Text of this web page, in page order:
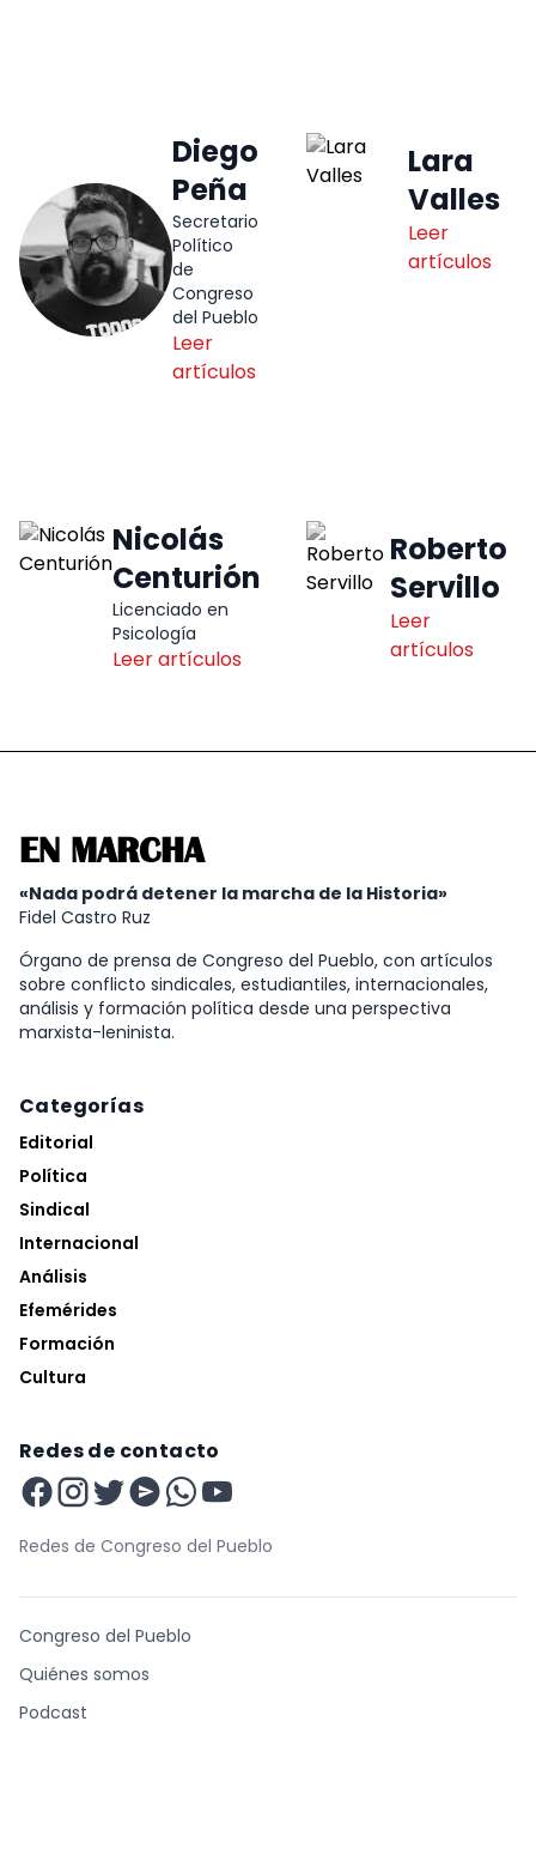
Diego
Peña
Secretario
Político
de
Congreso
del Pueblo
Leer
artículos
Lara
Valles
Leer
artículos
Nicolás
Centurión
Licenciado en
Psicología
Leer artículos
Roberto
Servillo
Leer
artículos
EN MARCHA
«Nada podrá detener la marcha de la Historia»
Fidel Castro Ruz
Órgano de prensa de Congreso del Pueblo, con artículos
sobre conflicto sindicales, estudiantiles, internacionales,
análisis y formación política desde una perspectiva
marxista-leninista.
Categorías
Editorial
Política
Sindical
Internacional
Análisis
Efemérides
Formación
Cultura
Redes de contacto
Redes de Congreso del Pueblo
Congreso del Pueblo
Quiénes somos
Podcast